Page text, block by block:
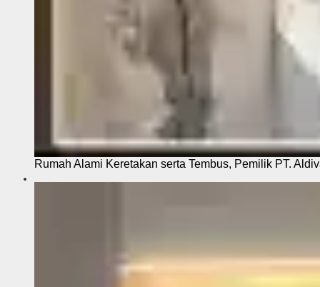
Rumah Alami Keretakan serta Tembus, Pemilik PT.